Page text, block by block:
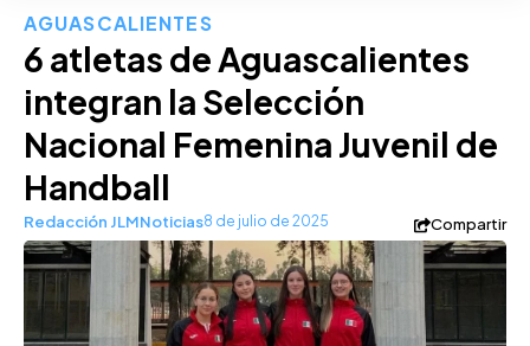
AGUASCALIENTES
6 atletas de Aguascalientes
integran la Selección
Nacional Femenina Juvenil de
Handball
Redacción JLMNoticias8 de julio de 2025 Compartir